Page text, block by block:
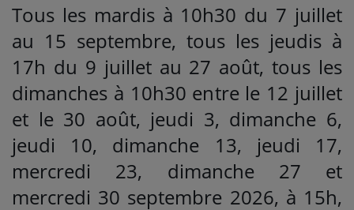
Tous les mardis à 10h30 du 7 juillet
au 15 septembre, tous les jeudis à
17h du 9 juillet au 27 août, tous les
dimanches à 10h30 entre le 12 juillet
et le 30 août, jeudi 3, dimanche 6,
jeudi 10, dimanche 13, jeudi 17,
mercredi 23, dimanche 27 et
mercredi 30 septembre 2026, à 15h,